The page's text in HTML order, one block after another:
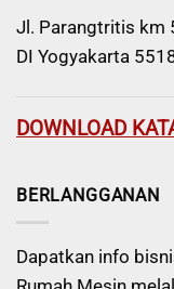
Jl. Parangtritis km
DI Yogyakarta
DOWNLOAD
BERLANGGANAN
Dapatkan info